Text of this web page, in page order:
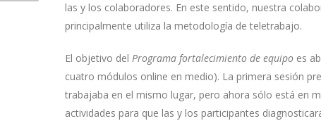
las y los colaboradores. En este sentido, nuestra
principalmente utiliza la metodología de teletrabajo.
El objetivo del Programa fortalecimiento de equipo es
cuatro módulos online en medio). La primera sesión
trabajaba en el mismo lugar, pero ahora sólo está en
actividades para que las y los participantes